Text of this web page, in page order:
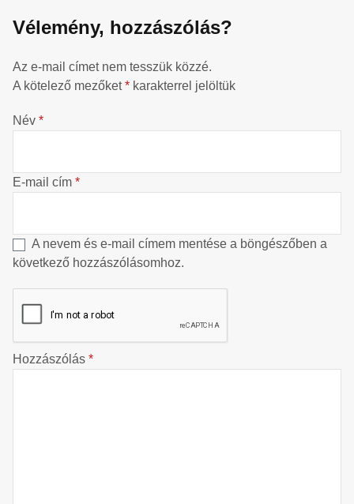
Vélemény, hozzászólás?
Az e-mail címet nem tesszük közzé.
A kötelező mezőket* karakterrel jelöltük
Név *
E-mail cím *
A nevem és e-mail címem mentése a böngészőben a
következő hozzászólásomhoz.
Hozzászólás *